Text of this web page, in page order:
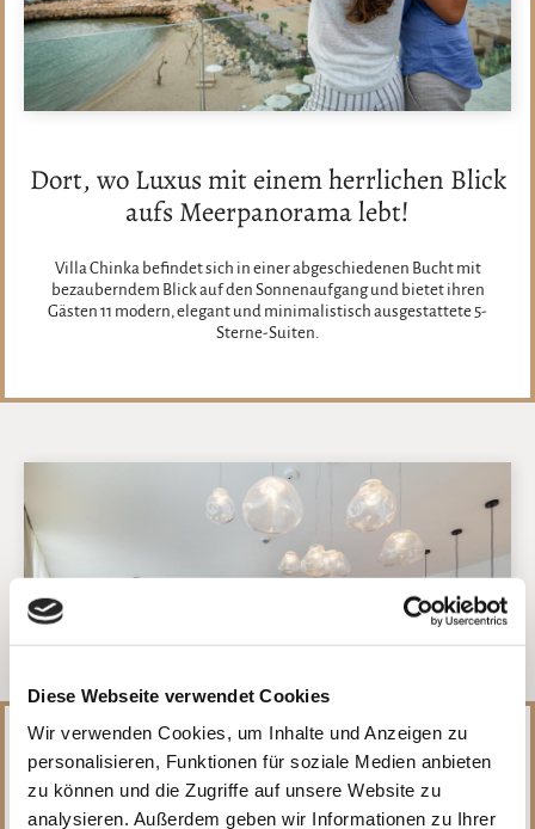
Diese Webseite verwendet Cookies
Wir verwenden Cookies, um Inhalte und Anzeigen zu
personalisieren, Funktionen für soziale Medien anbieten
zu können und die Zugriffe auf unsere Website zu
analysieren. Außerdem geben wir Informationen zu Ihrer
Dort, wo Luxus mit einem herrlichen Blick
aufs Meerpanorama lebt!
Villa Chinka befindet sich in einer abgeschiedenen Bucht mit
bezauberndem Blick auf den Sonnenaufgang und bietet ihren
Gästen 11 modern, elegant und minimalistisch ausgestattete 5-
Sterne-Suiten.